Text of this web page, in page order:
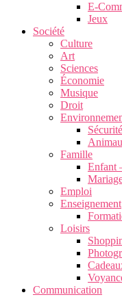
E-
Jeux
Société
Culture
Art
Sciences
Économie
Musique
Droit
Sécurité
Famille
Enfant
Emploi
Enseignement
Loisirs
Communication